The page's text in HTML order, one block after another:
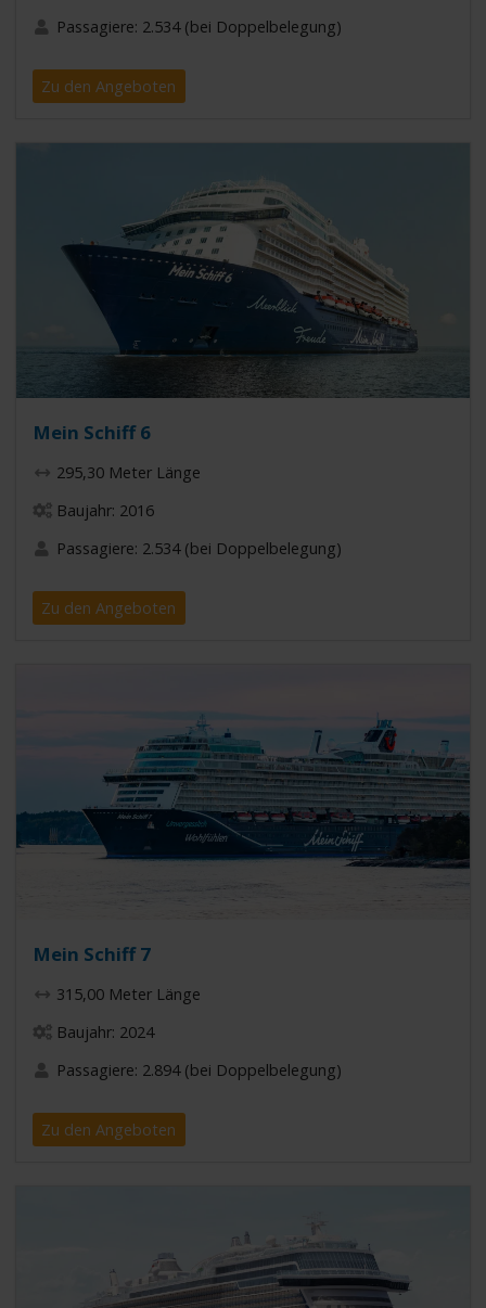
Passagiere: 2.534 (bei Doppelbelegung)
Zu den Angeboten
Mein Schiff 6
295,30 Meter Länge
Baujahr: 2016
Passagiere: 2.534 (bei Doppelbelegung)
Zu den Angeboten
Mein Schiff 7
315,00 Meter Länge
Baujahr: 2024
Passagiere: 2.894 (bei Doppelbelegung)
Zu den Angeboten